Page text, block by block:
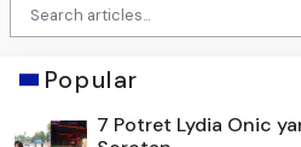
Popular
7 Potret Lydia Onic